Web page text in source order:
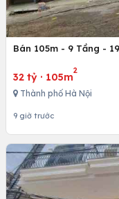
Bán 105m - 9 Tầng -
32 tỷ · 105m
2
Thành phố Hà Nội
9 giờ trước